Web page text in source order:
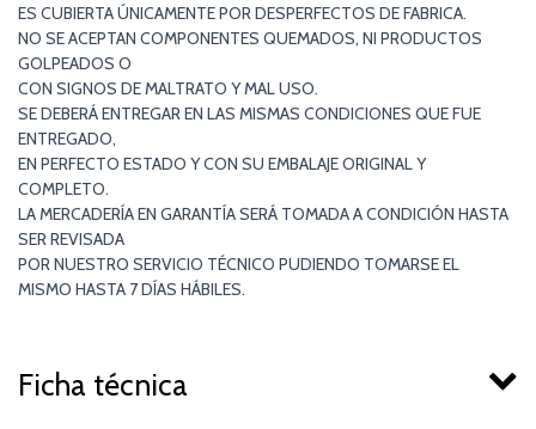
ES CUBIERTA ÚNICAMENTE POR DESPERFECTOS DE FABRICA.
NO SE ACEPTAN COMPONENTES QUEMADOS, NI PRODUCTOS
GOLPEADOS O
CON SIGNOS DE MALTRATO Y MAL USO.
SE DEBERÁ ENTREGAR EN LAS MISMAS CONDICIONES QUE FUE
ENTREGADO,
EN PERFECTO ESTADO Y CON SU EMBALAJE ORIGINAL Y
COMPLETO.
LA MERCADERÍA EN GARANTÍA SERÁ TOMADA A CONDICIÓN HASTA
SER REVISADA
POR NUESTRO SERVICIO TÉCNICO PUDIENDO TOMARSE EL
MISMO HASTA 7 DÍAS HÁBILES.
Ficha técnica